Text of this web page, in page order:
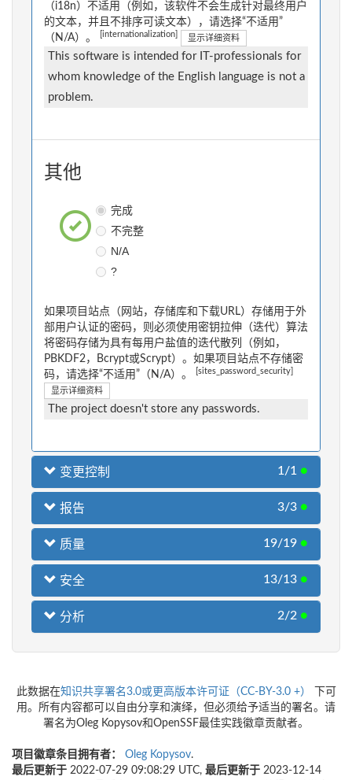
（i18n）不适用（例如，该软件不会生成针对最终用户
的文本，并且不排序可读文本），请选择“不适用”
（N/A）。
[internationalization] 显示详细资料
This software is intended for IT-professionals for
whom knowledge of the English language is not a
problem.
其他
完成
不完整
N/A
?
如果项目站点（网站，存储库和下载URL）存储用于外
部用户认证的密码，则必须使用密钥拉伸（迭代）算法
将密码存储为具有每用户盐值的迭代散列（例如，
PBKDF2，Bcrypt或Scrypt）。如果项目站点不存储密
码，请选择“不适用”（N/A）。
[sites_password_security]
显示详细资料
The project doesn't store any passwords.
变更控制 1/1 ●
报告 3/3 ●
质量 19/19 ●
安全 13/13 ●
分析 2/2 ●
此数据在知识共享署名3.0或更高版本许可证（CC-BY-3.0 +）
下可
用。所有内容都可以自由分享和演绎，但必须给予适当的署名。请
署名为Oleg Kopysov和OpenSSF最佳实践徽章贡献者。
项目徽章条目拥有者： Oleg Kopysov.
最后更新于 2022-07-29 09:08:29 UTC, 最后更新于 2023-12-14